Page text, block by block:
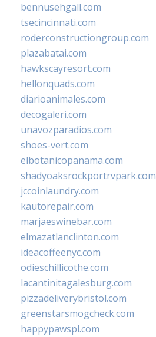
bennusehgall.com
tsecincinnati.com
roderconstructiongroup.com
plazabatai.com
hawkscayresort.com
hellonquads.com
diarioanimales.com
decogaleri.com
unavozparadios.com
shoes-vert.com
elbotanicopanama.com
shadyoaksrockportrvpark.com
jccoinlaundry.com
kautorepair.com
marjaeswinebar.com
elmazatlanclinton.com
ideacoffeenyc.com
odieschillicothe.com
lacantinitagalesburg.com
pizzadeliverybristol.com
greenstarsmogcheck.com
happypawspl.com